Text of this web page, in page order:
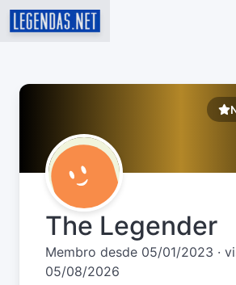
The Legender
Membro desde 05/01/2023 ·
05/08/2026